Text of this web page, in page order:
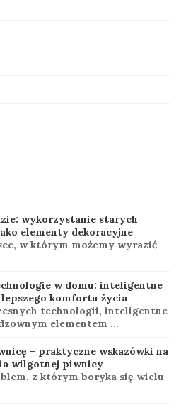
wykorzystanie starych
elementy dekoracyjne
w którym możemy wyrazić
w domu: inteligentne
komfortu życia
technologii, inteligentne
elementem …
– praktyczne wskazówki na
wilgotnej piwnicy
z którym boryka się wielu